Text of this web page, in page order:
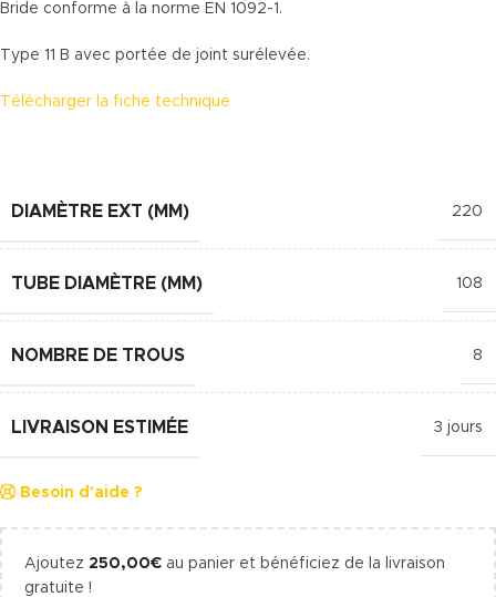
Bride conforme à la norme EN 1092-1.
Type 11 B avec portée de joint surélevée.
Télécharger la fiche technique
DIAMÈTRE EXT (MM) 220
TUBE DIAMÈTRE (MM) 108
NOMBRE DE TROUS 8
LIVRAISON ESTIMÉE 3 jours
Besoin d'aide ?
Ajoutez 250,00€ au panier et bénéficiez de la livraison
gratuite !